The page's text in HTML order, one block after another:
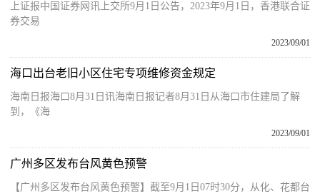
上证报中国证券网讯上交所9月1日公告，2023年9月1日，香港联合证
券交易
2023/09/01
海口出台老旧小区住宅专项维修资金规定
海南日报海口8月31日讯海南日报记者8月31日从海口市住建局了解
到，《海
2023/09/01
广州多区发布台风黄色预警
【广州多区发布台风黄色预警】截至9月1日07时30分，从化、花都台